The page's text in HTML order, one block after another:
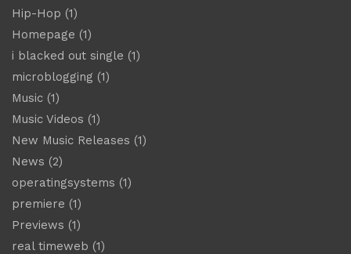
Hip-Hop (1)
Homepage (1)
i blacked out single (1)
microblogging (1)
Music (1)
Music Videos (1)
New Music Releases (1)
News (2)
operatingsystems (1)
premiere (1)
Previews (1)
real timeweb (1)